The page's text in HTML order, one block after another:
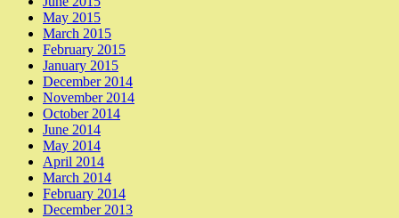
May 2015
March 2015
February 2015
January 2015
December 2014
November 2014
October 2014
June 2014
May 2014
April 2014
March 2014
February 2014
December 2013